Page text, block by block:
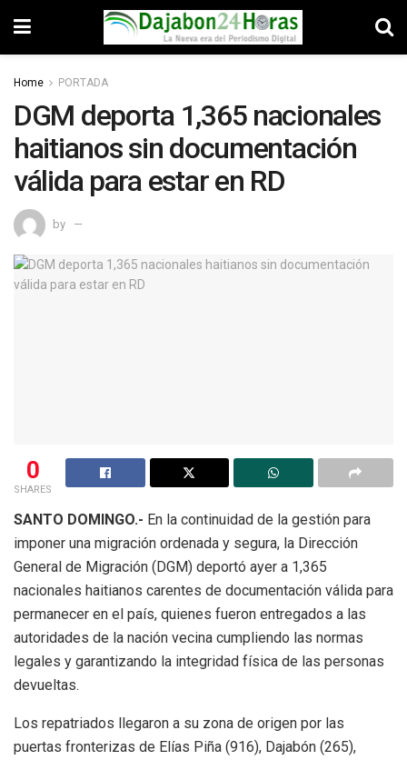
Home PORTADA
DGM deporta 1,365 nacionales
haitianos sin documentación
válida para estar en RD
by
0
SHARES
SANTO DOMINGO.- En la continuidad de la gestión para
imponer una migración ordenada y segura, la Dirección
General de Migración (DGM) deportó ayer a 1,365
nacionales haitianos carentes de documentación válida para
permanecer en el país, quienes fueron entregados a las
autoridades de la nación vecina cumpliendo las normas
legales y garantizando la integridad física de las personas
devueltas.
Los repatriados llegaron a su zona de origen por las
puertas fronterizas de Elías Piña (916), Dajabón (265),